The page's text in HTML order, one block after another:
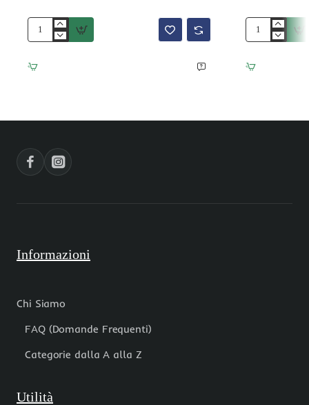
Amazzonite
tonda
liscia
Ametista
smussata
sfac.
Informazioni
Chi Siamo
FAQ (Domande Frequenti)
Categorie dalla A alla Z
Utilità